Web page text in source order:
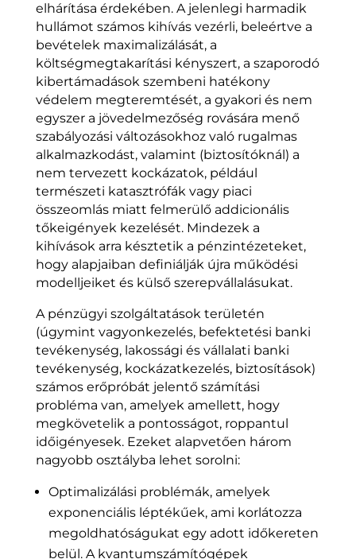
elhárítása érdekében. A jelenlegi harmadik
hullámot számos kihívás vezérli, beleértve a
bevételek maximalizálását, a
költségmegtakarítási kényszert, a szaporodó
kibertámadások szembeni hatékony
védelem megteremtését, a gyakori és nem
egyszer a jövedelmezőség rovására menő
szabályozási változásokhoz való rugalmas
alkalmazkodást, valamint (biztosítóknál) a
nem tervezett kockázatok, például
természeti katasztrófák vagy piaci
összeomlás miatt felmerülő addicionális
tőkeigények kezelését. Mindezek a
kihívások arra késztetik a pénzintézeteket,
hogy alapjaiban definiálják újra működési
modelljeiket és külső szerepvállalásukat.
A pénzügyi szolgáltatások területén
(úgymint vagyonkezelés, befektetési banki
tevékenység, lakossági és vállalati banki
tevékenység, kockázatkezelés, biztosítások)
számos erőpróbát jelentő számítási
probléma van, amelyek amellett, hogy
megkövetelik a pontosságot, roppantul
időigényesek. Ezeket alapvetően három
nagyobb osztályba lehet sorolni:
Optimalizálási problémák, amelyek
exponenciális léptékűek, ami korlátozza
megoldhatóságukat egy adott időkereten
belül. A kvantumszámítógépek